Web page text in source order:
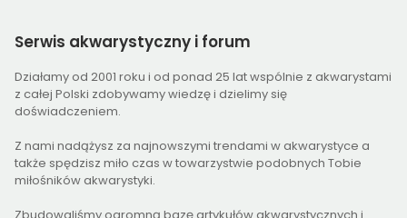
Serwis akwarystyczny i forum
Działamy od 2001 roku i od ponad 25 lat wspólnie z akwarystami
z całej Polski zdobywamy wiedzę i dzielimy się
doświadczeniem.
Z nami nadążysz za najnowszymi trendami w akwarystyce a
także spędzisz miło czas w towarzystwie podobnych Tobie
miłośników akwarystyki.